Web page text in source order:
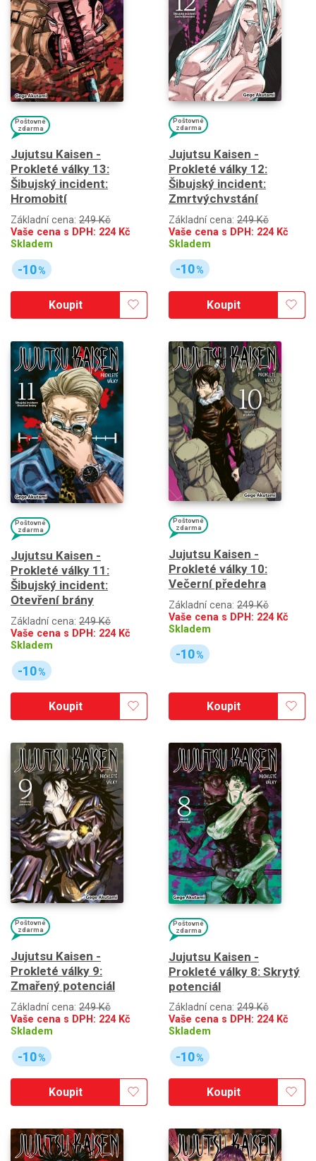
Poštovné
zdarma
Jujutsu Kaisen -
Prokleté války 13:
Šibujský incident:
Hromobití
Základní cena: 249 Kč
Vaše cena s DPH: 224Kč
Skladem
-10%
Koupit
Poštovné
zdarma
Jujutsu Kaisen -
Prokleté války 12:
Šibujský incident:
Zmrtvýchvstání
Základní cena: 249 Kč
Vaše cena s DPH: 224Kč
Skladem
-10%
Koupit
Poštovné
zdarma
Jujutsu Kaisen -
Prokleté války 11:
Šibujský incident:
Otevření brány
Základní cena: 249 Kč
Vaše cena s DPH: 224Kč
Skladem
-10%
Koupit
Poštovné
zdarma
Jujutsu Kaisen -
Prokleté války 10:
Večerní předehra
Základní cena: 249 Kč
Vaše cena s DPH: 224Kč
Skladem
-10%
Koupit
Poštovné
zdarma
Jujutsu Kaisen -
Prokleté války 9:
Zmařený potenciál
Základní cena: 249 Kč
Vaše cena s DPH: 224Kč
Skladem
-10%
Koupit
Poštovné
zdarma
Jujutsu Kaisen -
Prokleté války 8: Skrytý
potenciál
Základní cena: 249 Kč
Vaše cena s DPH: 224Kč
Skladem
-10%
Koupit